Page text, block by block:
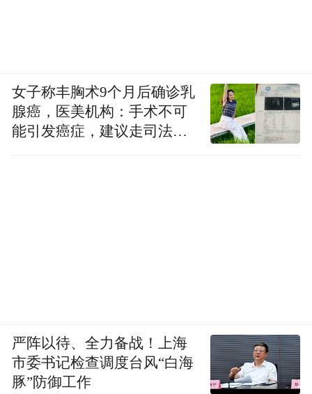
女子称丰胸术9个月后确诊乳
腺癌，医美机构：手术不可
能引发癌症，建议走司法途
严阵以待、全力备战！上海
市委书记检查调度台风“白海
豚”防御工作